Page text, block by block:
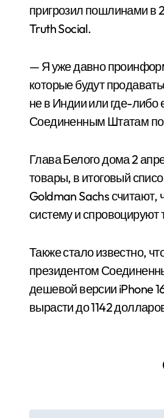
пригрозил пошлинами в
Truth Social.
— Я уже давно
которые будут
не в Индии или где-либо
Соединенным Штатам
Глава Белого дома 2
товары, в итоговый
Goldman Sachs
систему и
Также стало известно,
президентом
дешевой версии iPhone
вырасти до 1142